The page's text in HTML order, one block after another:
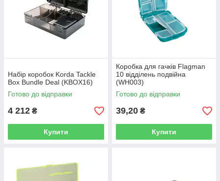
Набір коробок Korda Tackle
Box Bundle Deal (KBOX16)
Готово до відправки
4 212 ₴
Купити
Коробка для гачків Flagman
10 відділень подвійна
(WH003)
Готово до відправки
39,20 ₴
Купити